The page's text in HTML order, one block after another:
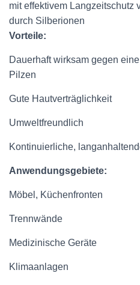
mit effektivem Langzeitschutz
durch Silberionen
Vorteile:
Dauerhaft wirksam gegen
Pilzen
Gute Hautverträglichkeit
Umweltfreundlich
Kontinuierliche,
Anwendungsgebiete:
Möbel, Küchenfronten
Trennwände
Medizinische Geräte
Klimaanlagen